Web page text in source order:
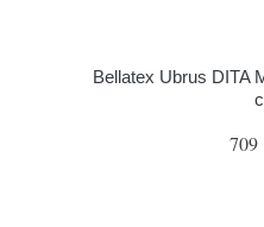
Bellatex Ubrus DITA